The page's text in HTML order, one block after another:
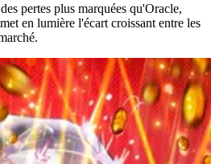
pertes plus marquées qu'Oracle,
en lumière l'écart croissant entre les